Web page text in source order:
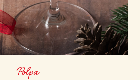
Polpa